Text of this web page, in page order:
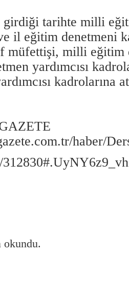
girdiği tarihte milli
il eğitim denetmeni
müfettişi, milli eğitim
yardımcısı
kadrolarına
haber/
okundu.